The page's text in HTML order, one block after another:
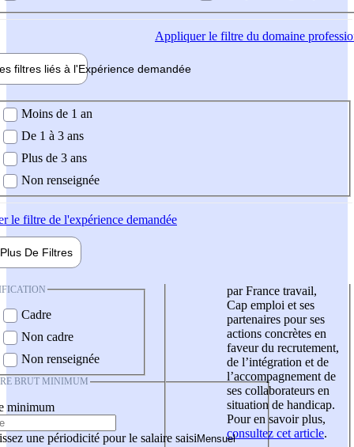
Appliquerle filtre du domaine
filtres liés à l'Expérience demandée
demandée
Moins de 1 an
De 1 à 3 ans
Plus de 3 ans
Non renseignée
le filtre de l'expérience demandée
Plus De Filtres
Cadre
Non cadre
Non renseignée
BRUT MINIMUM
minimum
une périodicité pour le salaire saisi
par France travail,
Cap emploi et ses
partenaires pour ses
actions concrètes en
faveur du recrutement,
de l’intégration et de
l’accompagnement de
ses collaborateurs en
situation de handicap.
Pour en savoir plus,
consultez cet article.